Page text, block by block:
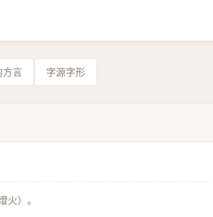
方言 字源字形
）。